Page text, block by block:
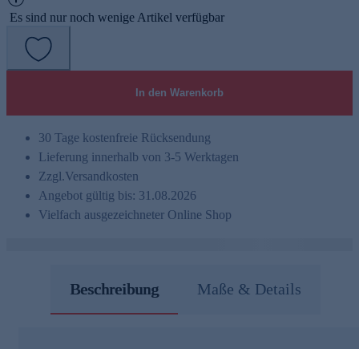
Es sind nur noch wenige Artikel verfügbar
In den Warenkorb
30 Tage kostenfreie Rücksendung
Lieferung innerhalb von 3-5 Werktagen
Zzgl.Versandkosten
Angebot gültig bis: 31.08.2026
Vielfach ausgezeichneter Online Shop
Beschreibung Maße & Details